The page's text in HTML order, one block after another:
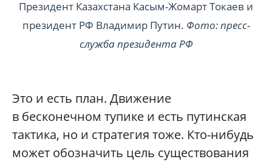
Президент Казахстана Касым-Жомарт Токаев и
президент РФ Владимир Путин. Фото: пресс-
служба президента РФ
Это и есть план. Движение
в бесконечном тупике и есть путинская
тактика, но и стратегия тоже. Кто-нибудь
может обозначить цель существования